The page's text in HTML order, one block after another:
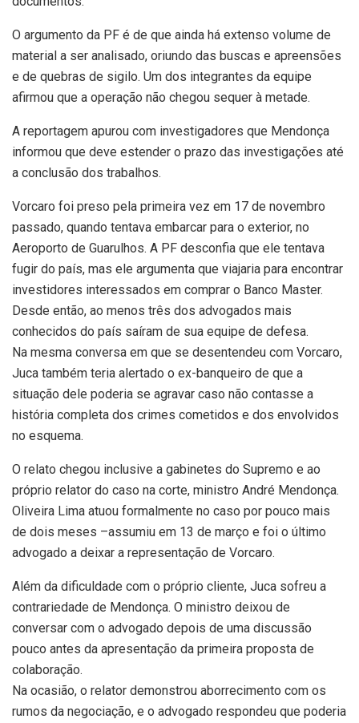
O argumento da PF é de que ainda há extenso volume de
material a ser analisado, oriundo das buscas e apreensões
e de quebras de sigilo. Um dos integrantes da equipe
afirmou que a operação não chegou sequer à metade.
A reportagem apurou com investigadores que Mendonça
informou que deve estender o prazo das investigações até
a conclusão dos trabalhos.
Vorcaro foi preso pela primeira vez em 17 de novembro
passado, quando tentava embarcar para o exterior, no
Aeroporto de Guarulhos. A PF desconfia que ele tentava
fugir do país, mas ele argumenta que viajaria para encontrar
investidores interessados em comprar o Banco Master.
Desde então, ao menos três dos advogados mais
conhecidos do país saíram de sua equipe de defesa.
Na mesma conversa em que se desentendeu com Vorcaro,
Juca também teria alertado o ex-banqueiro de que a
situação dele poderia se agravar caso não contasse a
história completa dos crimes cometidos e dos envolvidos
no esquema.
O relato chegou inclusive a gabinetes do Supremo e ao
próprio relator do caso na corte, ministro André Mendonça.
Oliveira Lima atuou formalmente no caso por pouco mais
de dois meses –assumiu em 13 de março e foi o último
advogado a deixar a representação de Vorcaro.
Além da dificuldade com o próprio cliente, Juca sofreu a
contrariedade de Mendonça. O ministro deixou de
conversar com o advogado depois de uma discussão
pouco antes da apresentação da primeira proposta de
colaboração.
Na ocasião, o relator demonstrou aborrecimento com os
rumos da negociação, e o advogado respondeu que poderia